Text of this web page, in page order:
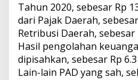
Tahun 2020, sebesar Rp
dari Pajak Daerah,
Retribusi Daerah, sebesar
Hasil pengolahan
dipisahkan, sebesar Rp
Lain-lain PAD yang sah,